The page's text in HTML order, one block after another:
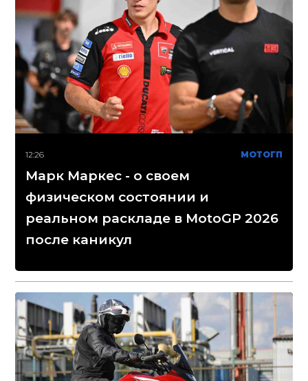
12:26 МОТОГП
Марк Маркес - о своем
физическом состоянии и
реальном раскладе в MotoGP 2026
после каникул